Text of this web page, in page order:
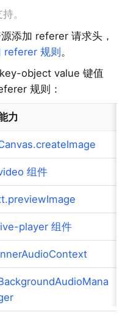
。
添加 referer 请求头，
referer 规则。
object value 键值
规则：
力
组件
player 组件